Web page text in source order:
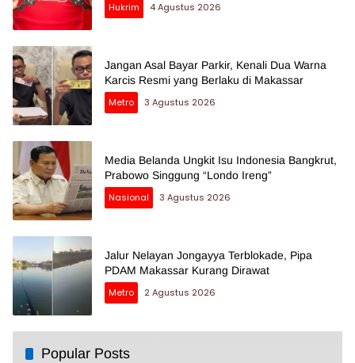
Hukrim
4 Agustus 2026
Jangan Asal Bayar Parkir, Kenali Dua Warna
Karcis Resmi yang Berlaku di Makassar
Metro
3 Agustus 2026
Media Belanda Ungkit Isu Indonesia Bangkrut,
Prabowo Singgung “Londo Ireng”
Nasional
3 Agustus 2026
Jalur Nelayan Jongayya Terblokade, Pipa
PDAM Makassar Kurang Dirawat
Metro
2 Agustus 2026
Popular Posts